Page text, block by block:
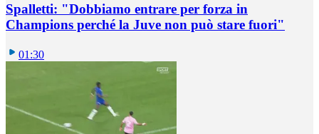
Spalletti: "Dobbiamo entrare per forza in
Champions perché la Juve non può stare fuori"
01:30